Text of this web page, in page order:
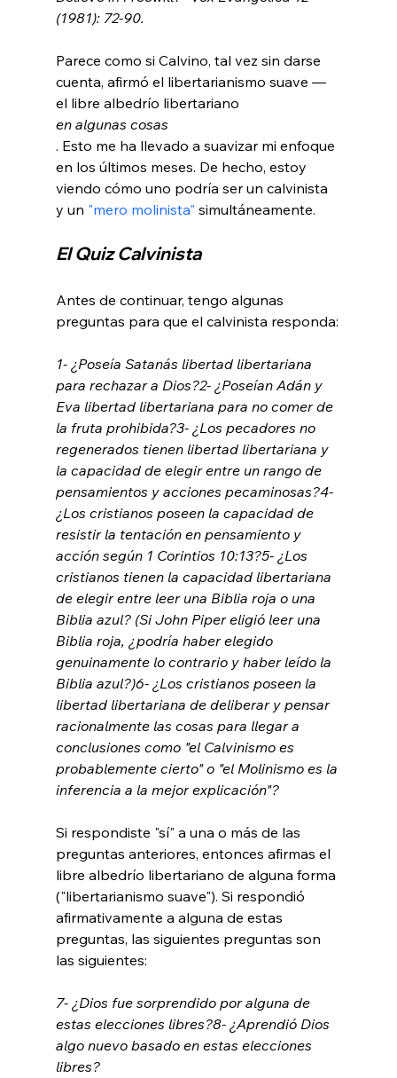
(1981): 72-90.
Parece como si Calvino, tal vez sin darse
cuenta, afirmó el libertarianismo suave —
el libre albedrío libertariano
en algunas cosas
. Esto me ha llevado a suavizar mi enfoque
en los últimos meses. De hecho, estoy
viendo cómo uno podría ser un calvinista
y un "mero molinista"
El Quiz Calvinista
Antes de continuar, tengo algunas
1- ¿Poseía Satanás libertad libertariana
para rechazar a Dios?2- ¿Poseían Adán y
Eva libertad libertariana para no comer de
la fruta prohibida?3- ¿Los pecadores no
regenerados tienen libertad libertariana y
la capacidad de elegir entre un rango de
pensamientos y acciones pecaminosas?4-
¿Los cristianos poseen la capacidad de
resistir la tentación en pensamiento y
acción según 1 Corintios 10:13?5- ¿Los
cristianos tienen la capacidad libertariana
de elegir entre leer una Biblia roja o una
Biblia azul? (Si John Piper eligió leer una
Biblia roja, ¿podría haber elegido
genuinamente lo contrario y haber leído la
Biblia azul?)6- ¿Los cristianos poseen la
libertad libertariana de deliberar y pensar
racionalmente las cosas para llegar a
conclusiones como "el Calvinismo es
probablemente cierto" o "el Molinismo es la
inferencia a la mejor explicación"?
Si respondiste "sí" a una o más de las
preguntas anteriores, entonces afirmas el
libre albedrío libertariano de alguna forma
("libertarianismo suave"). Si respondió
afirmativamente a alguna de estas
preguntas, las siguientes preguntas son
7- ¿Dios fue sorprendido por alguna de
estas elecciones libres?8- ¿Aprendió Dios
algo nuevo basado en estas elecciones
libres?